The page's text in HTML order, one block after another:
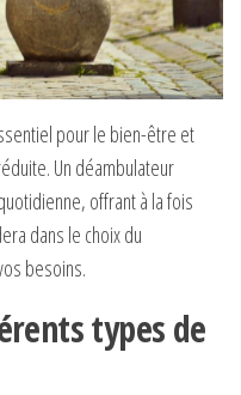
pour le bien-être et
Un déambulateur
offrant à la fois
dans le choix du
besoins.
types de